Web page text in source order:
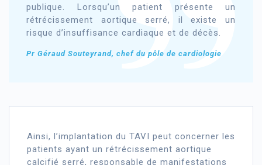
publique. Lorsqu’un patient présente un
rétrécissement aortique serré, il existe un
risque d’insuffisance cardiaque et de décès.
Pr Géraud Souteyrand, chef du pôle de cardiologie
Ainsi, l’implantation du TAVI peut concerner les
patients ayant un rétrécissement aortique
calcifié serré, responsable de manifestations